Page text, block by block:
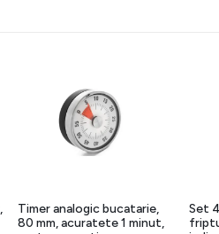
Timer analogic bucatarie,
80 mm, acuratete 1 minut,
Set